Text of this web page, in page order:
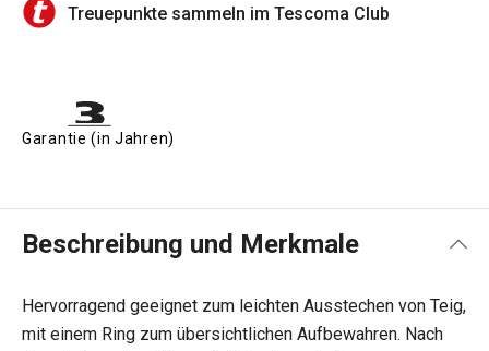
Treuepunkte sammeln im Tescoma Club
Garantie (in Jahren)
Beschreibung und Merkmale
Hervorragend geeignet zum leichten Ausstechen von Teig,
mit einem Ring zum übersichtlichen Aufbewahren. Nach